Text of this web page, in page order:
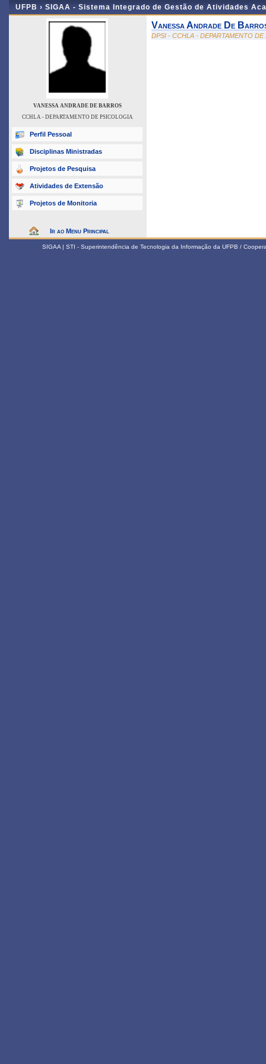
UFPB › SIGAA - Sistema Integrado de Gestão de Atividades
VANESSA ANDRADE DE BARROS
CCHLA - DEPARTAMENTO DE PSICOLOGIA
Perfil Pessoal
Disciplinas Ministradas
Projetos de Pesquisa
Atividades de Extensão
Projetos de Monitoria
Ir ao Menu Principal
Vanessa Andrade De
DPSI - CCHLA - DEPARTAMENTO
SIGAA | STI - Superintendência de Tecnologia da Informação da UFPB /